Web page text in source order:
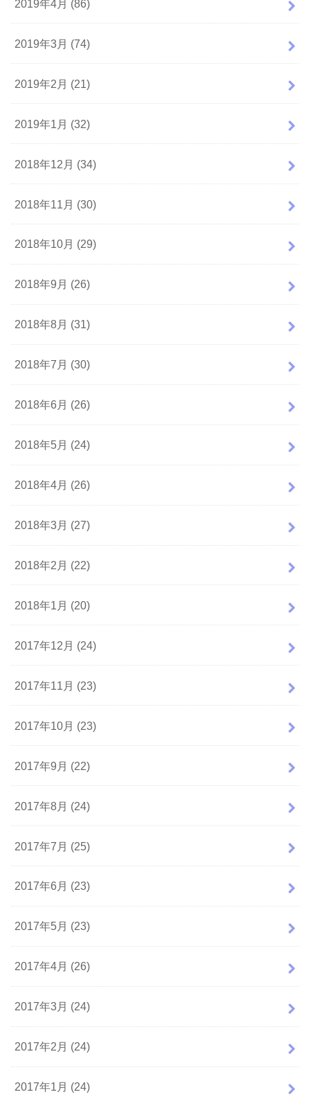
2019年4月 (86)
2019年3月 (74)
2019年2月 (21)
2019年1月 (32)
2018年12月 (34)
2018年11月 (30)
2018年10月 (29)
2018年9月 (26)
2018年8月 (31)
2018年7月 (30)
2018年6月 (26)
2018年5月 (24)
2018年4月 (26)
2018年3月 (27)
2018年2月 (22)
2018年1月 (20)
2017年12月 (24)
2017年11月 (23)
2017年10月 (23)
2017年9月 (22)
2017年8月 (24)
2017年7月 (25)
2017年6月 (23)
2017年5月 (23)
2017年4月 (26)
2017年3月 (24)
2017年2月 (24)
2017年1月 (24)